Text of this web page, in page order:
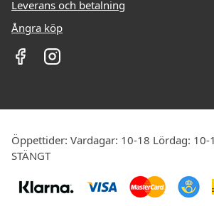
Leverans och betalning
Ångra köp
Öppettider: Vardagar: 10-18 Lördag: 10-
STÄNGT